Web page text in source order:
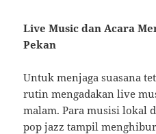
Live Music dan Acara
Pekan
Untuk menjaga suasana
rutin mengadakan live
malam. Para musisi lokal
pop jazz tampil